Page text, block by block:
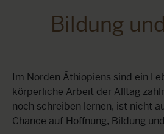
Bildung
Im Norden Äthiopiens sind ein
körperliche Arbeit der Alltag
noch schreiben lernen, ist nicht
Chance auf Hoffnung, Bildung